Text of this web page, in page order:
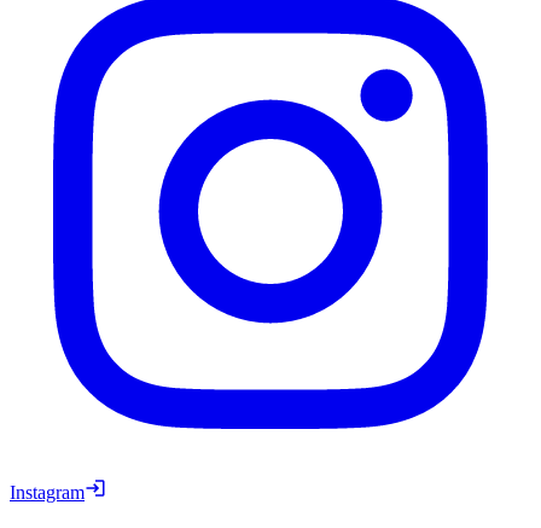
Instagram